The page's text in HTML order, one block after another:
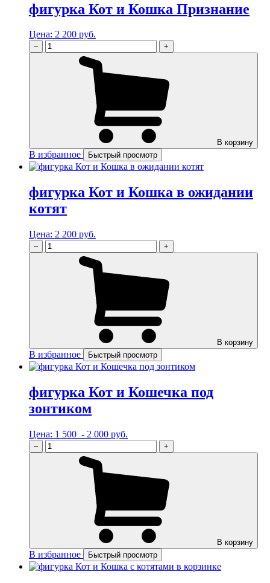
фигурка Кот и Кошка Признание
Цена: 2 200 руб.
– +
В корзину
В избранное Быстрый просмотр
фигурка Кот и Кошка в ожидании
котят
Цена: 2 200 руб.
– +
В корзину
В избранное Быстрый просмотр
фигурка Кот и Кошечка под
зонтиком
Цена: 1 500 - 2 000 руб.
– +
В корзину
В избранное Быстрый просмотр